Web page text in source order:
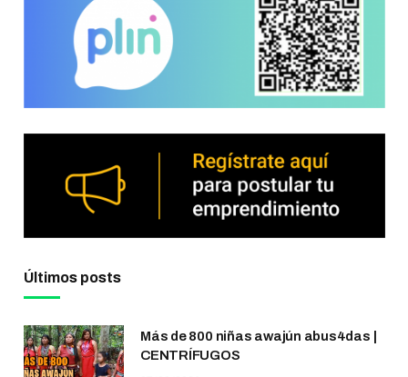
Últimos posts
Más de 800 niñas awajún abus4das |
CENTRÍFUGOS